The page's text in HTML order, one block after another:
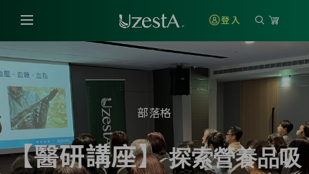
登入
部落格
【醫研講座】探索營養品吸